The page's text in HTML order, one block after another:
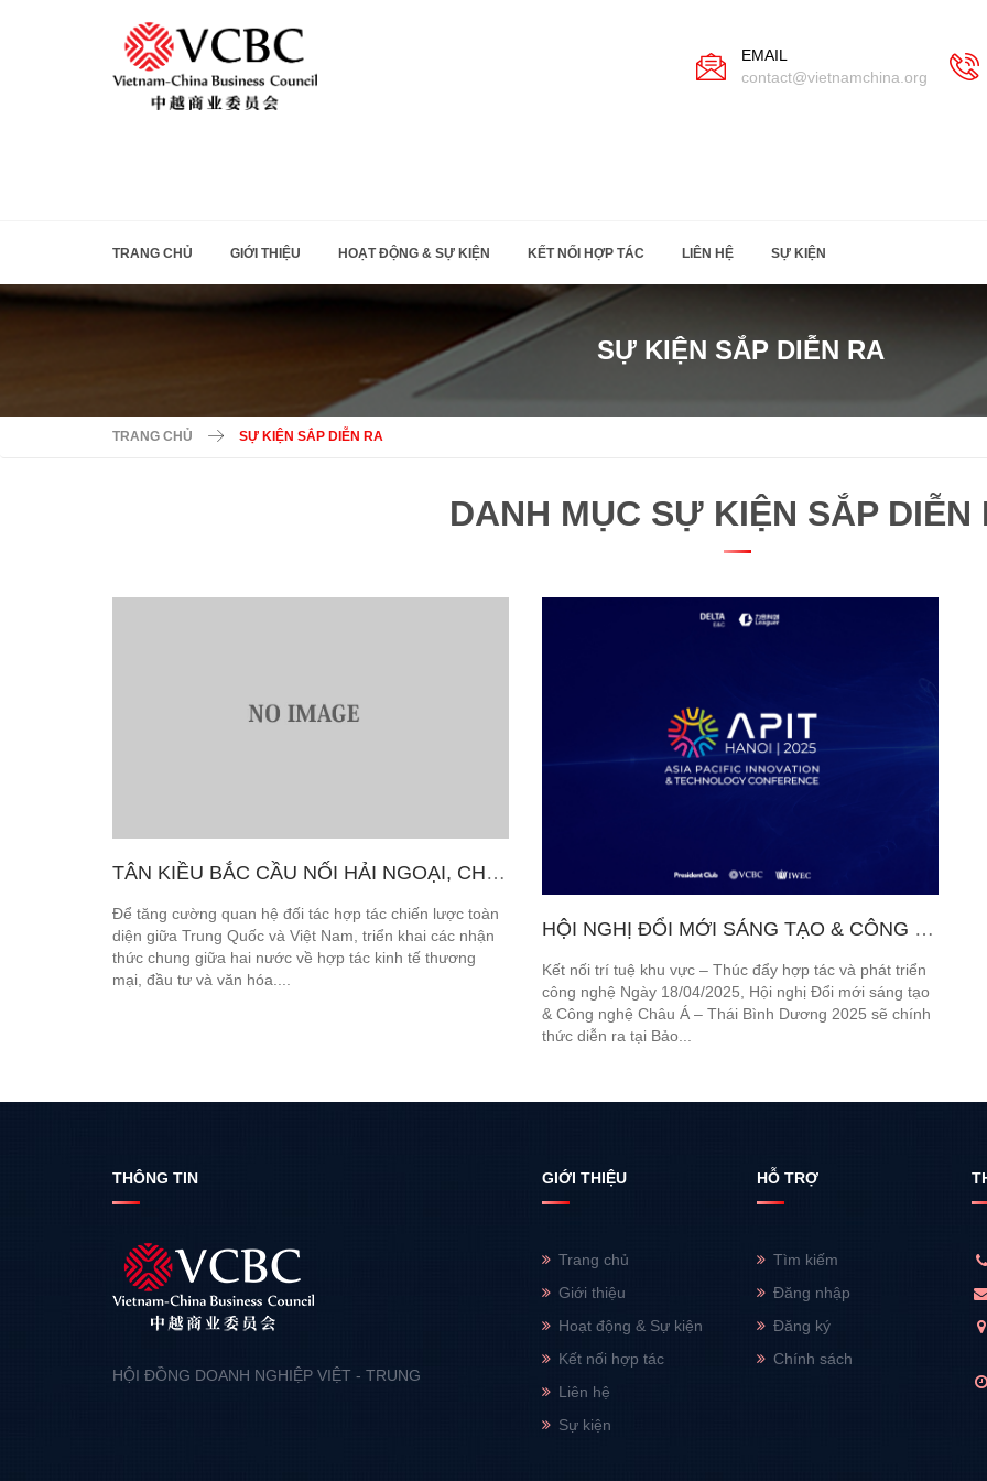
EMAIL
contact@vietnamchina.org
TRANG CHỦ GIỚI THIỆU HOẠT ĐỘNG & SỰ KIỆN KẾT NỐI HỢP TÁC LIÊN HỆ SỰ KIỆN
SỰ KIỆN SẮP DIỄN RA
TRANG CHỦ SỰ KIỆN SẮP DIỄN RA
DANH MỤC SỰ KIỆN SẮP DIỄN
TÂN KIỀU BẮC CẦU NỐI HẢI NGOẠI, CHUNG TAY PHÁT TRIỂN BỀN VỮNG TƯƠNG LAI
Để tăng cường quan hệ đối tác hợp tác chiến lược toàn
diện giữa Trung Quốc và Việt Nam, triển khai các nhận
thức chung giữa hai nước về hợp tác kinh tế thương
mại, đầu tư và văn hóa....
HỘI NGHỊ ĐỔI MỚI SÁNG TẠO & CÔNG NGHỆ CHÂU Á – THÁI BÌNH DƯƠNG 2025
Kết nối trí tuệ khu vực – Thúc đẩy hợp tác và phát triển
công nghệ Ngày 18/04/2025, Hội nghị Đổi mới sáng tạo
& Công nghệ Châu Á – Thái Bình Dương 2025 sẽ chính
thức diễn ra tại Bảo...
THÔNG TIN
HỘI ĐỒNG DOANH NGHIỆP VIỆT - TRUNG
GIỚI THIỆU
Trang chủ
Giới thiệu
Hoạt động & Sự kiện
Kết nối hợp tác
Liên hệ
Sự kiện
HỖ TRỢ
Tìm kiếm
Đăng nhập
Đăng ký
Chính sách